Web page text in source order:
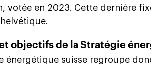
votée en 2023. Cette dernière
objectifs de la Stratégie
énergétique suisse regroupe